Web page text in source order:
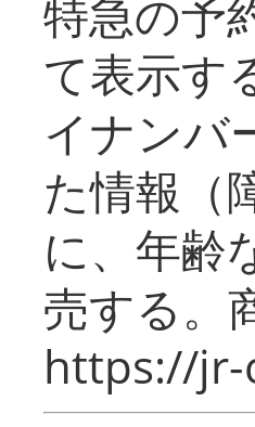
特急の予
て表示す
イナンバ
た情報（
に、年齢
売する。
https://